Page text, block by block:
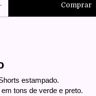
estampado.
tons de verde e preto.